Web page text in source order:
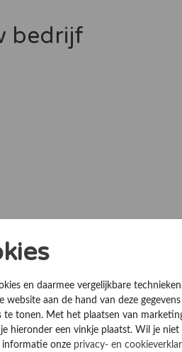
bedrijf
en daarmee vergelijkbare
aan de hand van deze
tonen. Met het plaatsen van
hieronder een vinkje plaatst. Wil je
informatie onze privacy- en